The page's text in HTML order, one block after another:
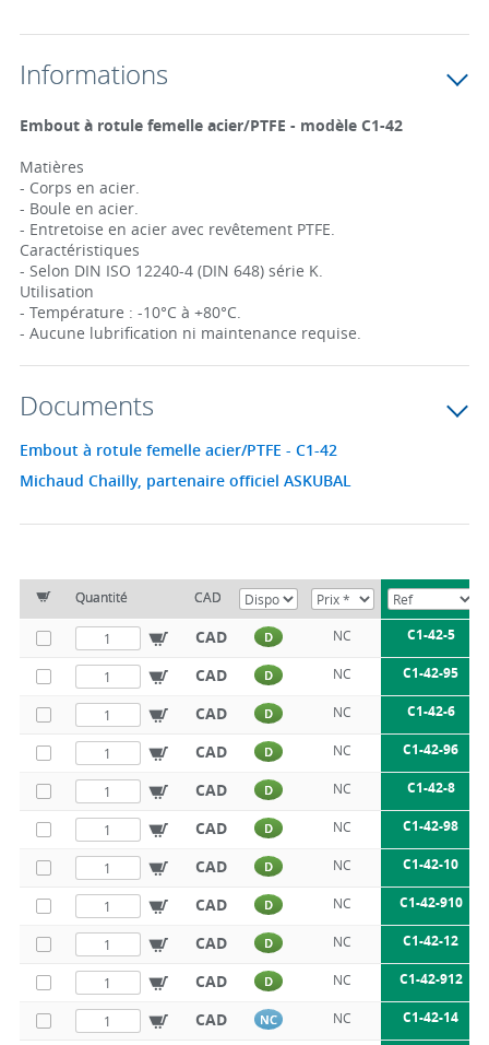
Informations
Embout à rotule femelle acier/PTFE - modèle C1-42
Matières
- Corps en acier.
- Boule en acier.
- Entretoise en acier avec revêtement PTFE.
Caractéristiques
- Selon DIN ISO 12240-4 (DIN 648) série K.
Utilisation
- Température : -10°C à +80°C.
- Aucune lubrification ni maintenance requise.
Documents
Embout à rotule femelle acier/PTFE - C1-42
Michaud Chailly, partenaire officiel ASKUBAL
Quantité CAD
CAD D NC C1-42-5
CAD D NC C1-42-95
CAD D NC C1-42-6
CAD D NC C1-42-96
CAD D NC C1-42-8
CAD D NC C1-42-98
CAD D NC C1-42-10
CAD D NC C1-42-910
CAD D NC C1-42-12
CAD D NC C1-42-912
CAD NC NC C1-42-14